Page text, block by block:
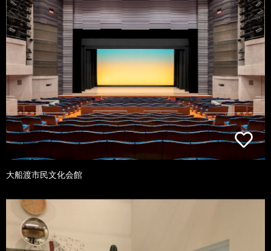
大船渡市民文化会館